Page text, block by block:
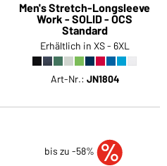
Men's Stretch-Longsleeve
Work - SOLID - OCS
Standard
Erhältlich in XS - 6XL
Art-Nr.: JN1804
bis zu -58%